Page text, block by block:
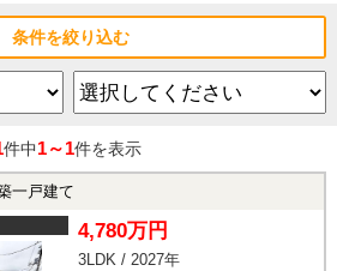
条件を絞り込む
件中1～1件を表示
一戸建て
4,780万円
3LDK / 2027年